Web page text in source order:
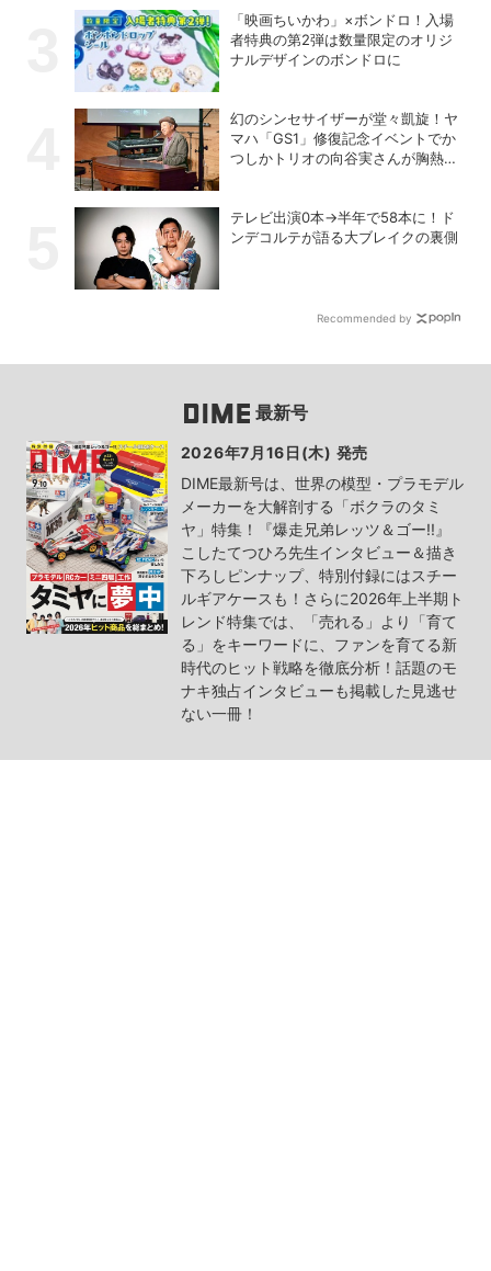
「映画ちいかわ」×ボンドロ！入場
者特典の第2弾は数量限定のオリジ
ナルデザインのボンドロに
幻のシンセサイザーが堂々凱旋！ヤ
マハ「GS1」修復記念イベントでか
つしかトリオの向谷実さんが胸熱ト
テレビ出演0本→半年で58本に！ド
ンデコルテが語る大ブレイクの裏側
Recommended by
最新号
2026年7月16日(木) 発売
DIME最新号は、世界の模型・プラモデル
メーカーを大解剖する「ボクラのタミ
ヤ」特集！『爆走兄弟レッツ＆ゴー!!』
こしたてつひろ先生インタビュー＆描き
下ろしピンナップ、特別付録にはスチー
ルギアケースも！さらに2026年上半期ト
レンド特集では、「売れる」より「育て
る」をキーワードに、ファンを育てる新
時代のヒット戦略を徹底分析！話題のモ
ナキ独占インタビューも掲載した見逃せ
ない一冊！